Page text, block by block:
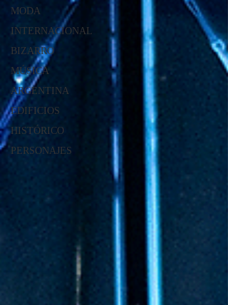
MODA
INTERNACIONAL
BIZARRO
MÚSICA
ARGENTINA
EDIFICIOS
HISTÓRICO
PERSONAJES